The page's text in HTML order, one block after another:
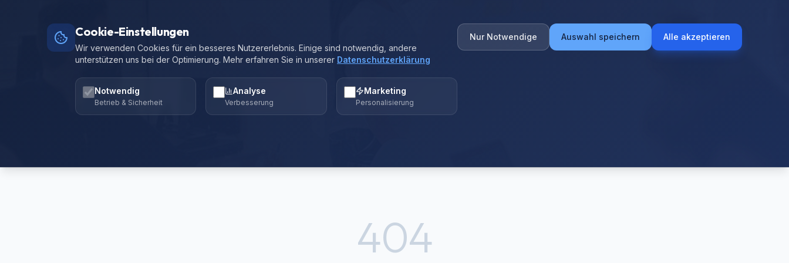
404
Cookie-Einstellungen
Wir verwenden Cookies für ein besseres Nutzererlebnis. Einige sind notwendig, andere
unterstützen uns bei der Optimierung. Mehr erfahren Sie in unserer Datenschutzerklärung
Notwendig
Betrieb & Sicherheit
Analyse
Verbesserung
Marketing
Personalisierung
Nur Notwendige Auswahl speichern Alle akzeptieren